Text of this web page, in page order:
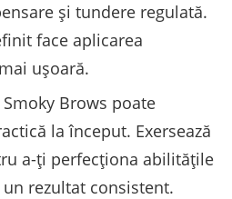
și tundere regulată.
face aplicarea
ușoară.
Brows poate
la început. Exersează
a-ți perfecționa abilitățile
rezultat consistent.